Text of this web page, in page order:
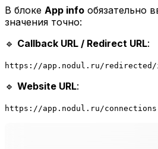
В блоке App info обязательно
значения точно:
🔹 Callback URL / Redirect URL:
https://app.nodul.ru/redirected/
🔹 Website URL:
https://app.nodul.ru/connections